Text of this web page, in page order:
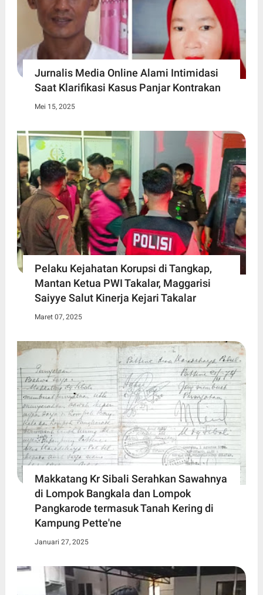
Jurnalis Media Online Alami Intimidasi
Saat Klarifikasi Kasus Panjar Kontrakan
Mei 15, 2025
Pelaku Kejahatan Korupsi di Tangkap,
Mantan Ketua PWI Takalar, Maggarisi
Saiyye Salut Kinerja Kejari Takalar
Maret 07, 2025
Makkatang Kr Sibali Serahkan Sawahnya
di Lompok Bangkala dan Lompok
Pangkarode termasuk Tanah Kering di
Kampung Pette'ne
Januari 27, 2025